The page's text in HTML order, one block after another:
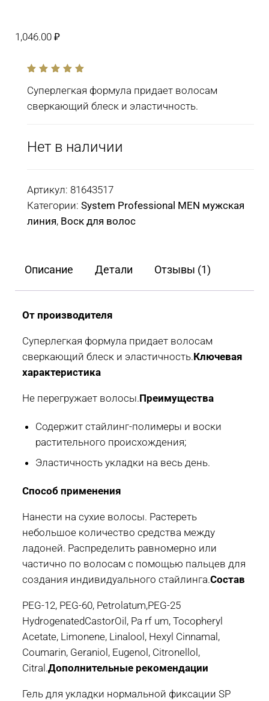
1,046.00 ₽
of
Суперлегкая формула придает волосам
сверкающий блеск и эластичность.
Нет в наличии
Артикул: 81643517
Категории: System Professional MEN мужская
линия, Воск для волос
Описание Детали Отзывы (1)
От производителя
Суперлегкая формула придает волосам
сверкающий блеск и эластичность.Ключевая
характеристика
Не перегружает волосы.Преимущества
Содержит стайлинг-полимеры и воски
растительного происхождения;
Эластичность укладки на весь день.
Способ применения
Нанести на сухие волосы. Растереть
небольшое количество средства между
ладоней. Распределить равномерно или
частично по волосам с помощью пальцев для
создания индивидуального стайлинга.Состав
PEG-12, PEG-60, Petrolatum,PEG-25
HydrogenatedCastorOil, Pa rf um, Tocopheryl
Acetate, Limonene, Linalool, Hexyl Cinnamal,
Coumarin, Geraniol, Eugenol, Citronellol,
Citral.Дополнительные рекомендации
Гель для укладки нормальной фиксации SP